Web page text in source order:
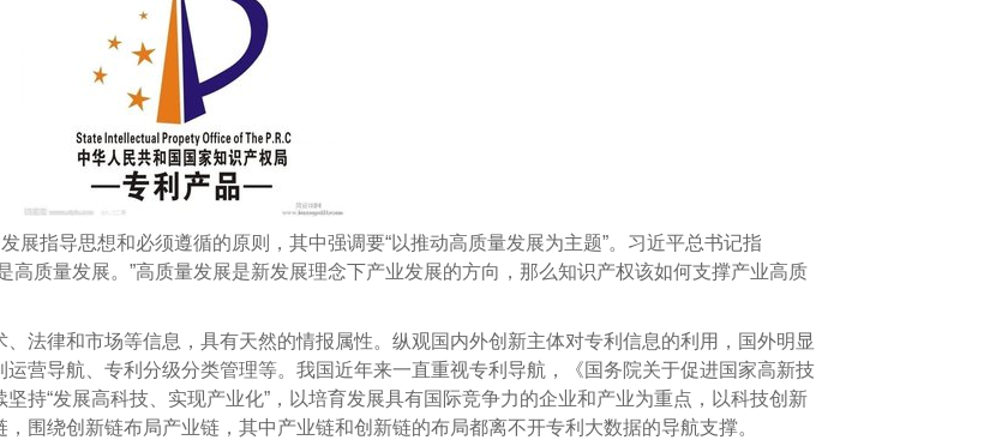
指导思想和必须遵循的原则，其中强调要“以推动高质量发展为主题”。习近平总书记指
质量发展。”高质量发展是新发展理念下产业发展的方向，那么知识产权该如何支撑产业高质
法律和市场等信息，具有天然的情报属性。纵观国内外创新主体对专利信息的利用，国外明显
营导航、专利分级分类管理等。我国近年来一直重视专利导航，《国务院关于促进国家高新技
持“发展高科技、实现产业化”，以培育发展具有国际竞争力的企业和产业为重点，以科技创新
围绕创新链布局产业链，其中产业链和创新链的布局都离不开专利大数据的导航支撑。